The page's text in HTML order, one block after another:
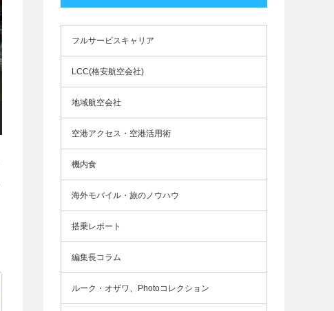
フルサービスキャリア
LCC(格安航空会社)
地域航空会社
空港アクセス・空港活用術
機内食
海外モバイル・旅のノウハウ
搭乗レポート
編集長コラム
ルーク・オザワ、Photoコレクション